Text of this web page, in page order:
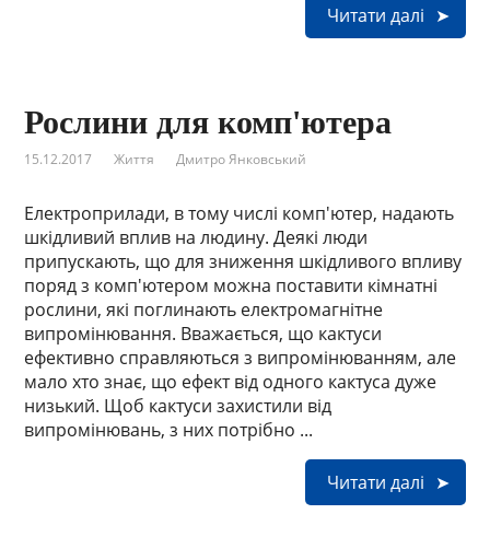
Читати далі
Рослини для комп'ютера
15.12.2017 Життя Дмитро Янковський
Електроприлади, в тому числі комп'ютер, надають
шкідливий вплив на людину. Деякі люди
припускають, що для зниження шкідливого впливу
поряд з комп'ютером можна поставити кімнатні
рослини, які поглинають електромагнітне
випромінювання. Вважається, що кактуси
ефективно справляються з випромінюванням, але
мало хто знає, що ефект від одного кактуса дуже
низький. Щоб кактуси захистили від
випромінювань, з них потрібно ...
Читати далі